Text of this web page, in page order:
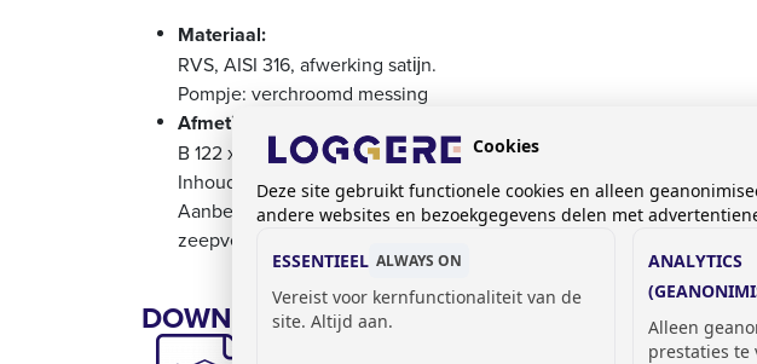
Materiaal:
RVS, AISI 316, afwerking satĳn.
Pompje: verchroomd messing
Afmetingen:
B 122 x D 124 x H 202 mm
Inhoud:
1100ml
Aanbevolen installatiehoogte van vloer tot bovenkant
zeepverdeler: 1000 - 1200 mm
DOWNLOADS:
Cookies
Deze site gebruikt functionele cookies en alleen
andere websites en bezoekgegevens delen met
ESSENTIEEL ALWAYS ON
Vereist voor kernfunctionaliteit van de
site. Altijd aan.
ANALYTICS
Alleen
prestaties te